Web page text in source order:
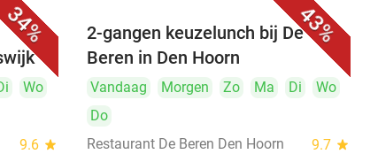
34%
Wo
9.6 star
43%
2-gangen keuzelunch bij De
Beren in Den Hoorn
Vandaag Morgen Zo Ma Di
Wo
Do
Restaurant De Beren Den Hoorn
9.7 star